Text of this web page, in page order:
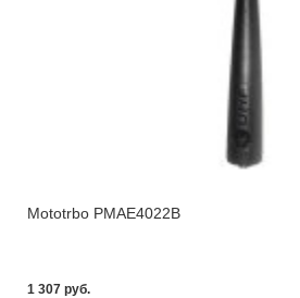
Mototrbo PMAE4022B
1 307 pуб.